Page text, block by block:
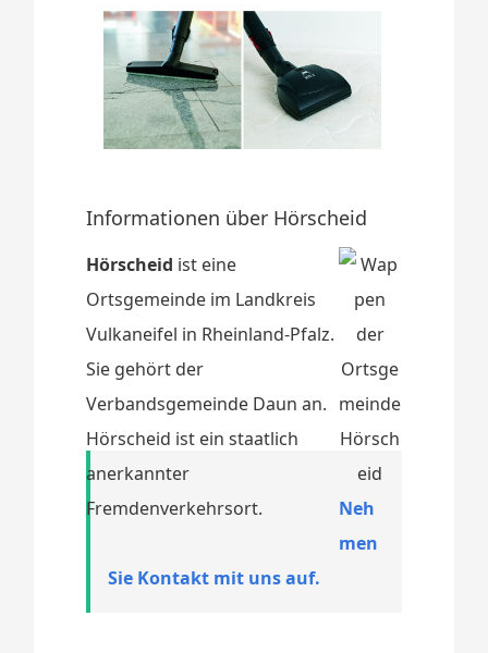
Informationen über Hörscheid
Hörscheid ist eine
Ortsgemeinde im Landkreis
Vulkaneifel in Rheinland-Pfalz.
Sie gehört der
Verbandsgemeinde Daun an.
Hörscheid ist ein staatlich
anerkannter
Fremdenverkehrsort.
Neh
men
Sie Kontakt mit uns auf.